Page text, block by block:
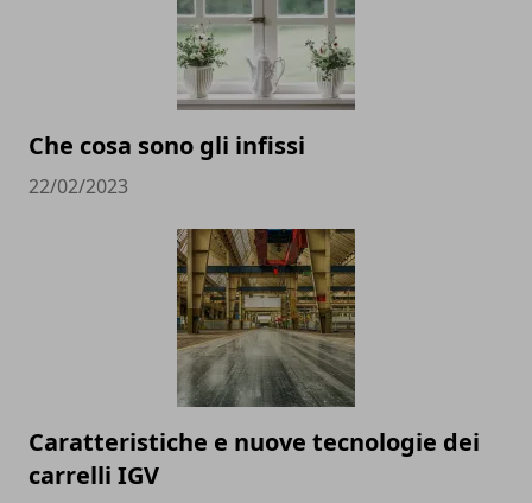
Che cosa sono gli infissi
22/02/2023
Caratteristiche e nuove tecnologie dei
carrelli IGV